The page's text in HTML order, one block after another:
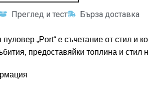
Преглед и тест Бърза доставка
„Port“ е съчетание от стил и
предоставяйки топлина и стил